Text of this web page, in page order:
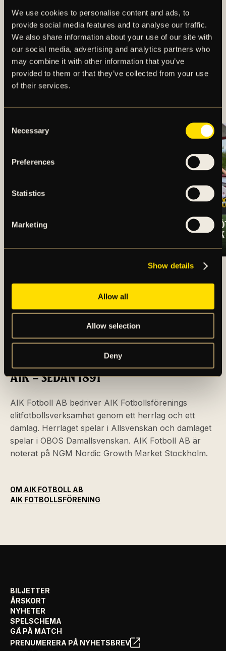
We use cookies to personalise content and ads, to
provide social media features and to analyse our traffic.
We also share information about your use of our site with
our social media, advertising and analytics partners who
may combine it with other information that you’ve
provided to them or that they’ve collected from your use
of their services.
Selection
Necessary
Preferences
Statistics
Marketing
Show details
Allow all
Allow selection
Deny
MÅLEXPLOSION NÄR
TRUPPEN MOT
OSCARSSON
SEGERN TILL AIK
ARTIKLAR OCH NYHETER
AIK – SEDAN 1891
AIK Fotboll AB bedriver AIK Fotbollsförenings
elitfotbollsverksamhet genom ett herrlag och ett
damlag. Herrlaget spelar i Allsvenskan och damlaget
spelar i OBOS Damallsvenskan. AIK Fotboll AB är
noterat på NGM Nordic Growth Market Stockholm.
OM AIK FOTBOLL AB
AIK FOTBOLLSFÖRENING
BILJETTER
ÅRSKORT
NYHETER
SPELSCHEMA
GÅ PÅ MATCH
PRENUMERERA PÅ NYHETSBREV